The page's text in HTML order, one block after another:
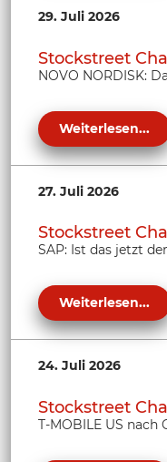
29. Juli 2026
Stockstreet
NOVO NORDISK:
Weiterlesen...
27. Juli 2026
Stockstreet
SAP: Ist das jetzt
Weiterlesen...
24. Juli 2026
Stockstreet
T-MOBILE US nach